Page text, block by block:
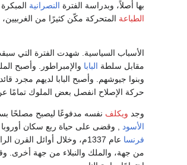
بها أصلاً، وبدراسة الفترة النصرانية
الطباعة المتحركة مكّن كثيرًا من الغربيين،
الأسباب السياسية. شهدت الفترة التي
مقابل سلطة البابا والإمبراطور. وأصبح
وبنوا جيوشهم. وأصبح البابا لديهم مجرد
حركة الإصلاح انفصل بعض الملوك تمامًا عن
وجد ويكلف نفسه مدفوعًا ليصبح مصلحًا
الأسود
, وقضى على حياة ربع سكان أوروبا
فرنسا
عام 1337م، وخلال أوائل
من جهة، والملك والنبلاء من جهة أخرى.